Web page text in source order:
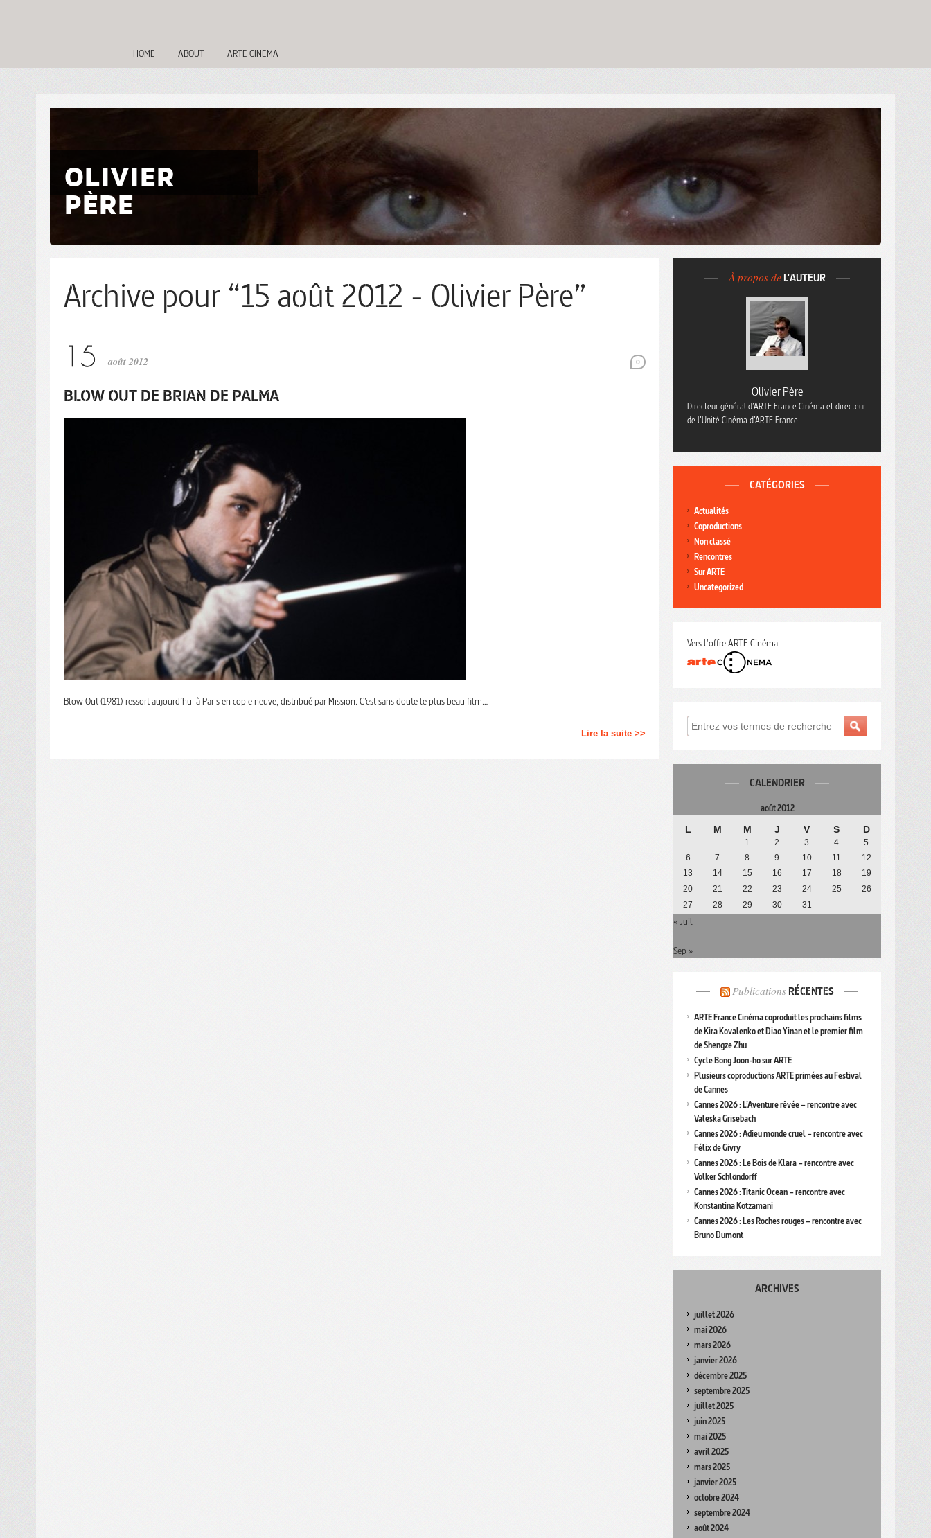
HOME ABOUT ARTE CINEMA
OLIVIER
PÈRE
Archive pour “15 août 2012 - Olivier Père”
0
août 2012
BLOW OUT DE BRIAN DE PALMA
Blow Out (1981) ressort aujourd’hui à Paris en copie neuve, distribué par Mission. C’est sans doute le plus beau film…
Lire la suite >>
À propos de L'AUTEUR
Olivier Père
Directeur général d’ARTE France Cinéma et directeur
de l’Unité Cinéma d’ARTE France.
CATÉGORIES
Actualités
Coproductions
Non classé
Rencontres
Sur ARTE
Uncategorized
Vers l'offre ARTE Cinéma
CALENDRIER
août 2012
L M M J V S D
1 2 3 4
5
6
7 8 9 10 11
12
13
14 15 16 17 18
19
20
21 22 23 24 25
26
27
28 29 30 31
« Juil
Sep »
Publications RÉCENTES
ARTE France Cinéma coproduit les prochains films
de Kira Kovalenko et Diao Yinan et le premier film
de Shengze Zhu
Cycle Bong Joon-ho sur ARTE
Plusieurs coproductions ARTE primées au Festival
de Cannes
Cannes 2026 : L’Aventure rêvée – rencontre avec
Valeska Grisebach
Cannes 2026 : Adieu monde cruel – rencontre avec
Félix de Givry
Cannes 2026 : Le Bois de Klara – rencontre avec
Volker Schlöndorff
Cannes 2026 : Titanic Ocean – rencontre avec
Konstantina Kotzamani
Cannes 2026 : Les Roches rouges – rencontre avec
Bruno Dumont
ARCHIVES
juillet 2026
mai 2026
mars 2026
janvier 2026
décembre 2025
septembre 2025
juillet 2025
juin 2025
mai 2025
avril 2025
mars 2025
janvier 2025
octobre 2024
septembre 2024
août 2024